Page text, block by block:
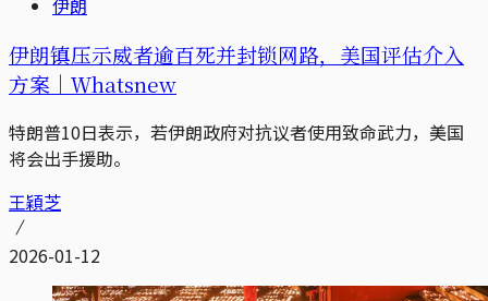
伊朗
伊朗镇压示威者逾百死并封锁网路，美国评估介入
方案｜Ｗhatsnew
特朗普10日表示，若伊朗政府对抗议者使用致命武力，美国
将会出手援助。
王穎芝
2026-01-12